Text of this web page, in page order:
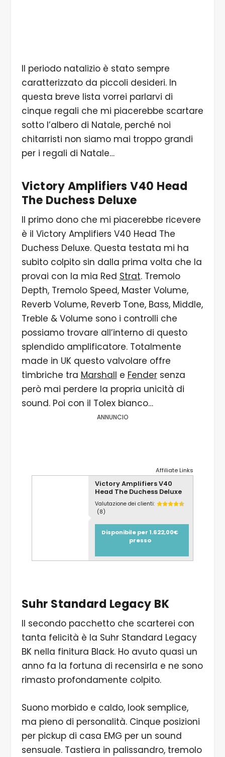
Il periodo natalizio è stato sempre
caratterizzato da piccoli desideri. In
questa breve lista vorrei parlarvi di
cinque regali che mi piacerebbe scartare
sotto l’albero di Natale, perché noi
chitarristi non siamo mai troppo grandi
per i regali di Natale…
Victory Amplifiers V40 Head
The Duchess Deluxe
Il primo dono che mi piacerebbe ricevere
è il ​​Victory Amplifiers V40 Head The
Duchess Deluxe. Questa testata mi ha
subito colpito sin dalla prima volta che la
provai con la mia Red Strat. Tremolo
Depth, Tremolo Speed, Master Volume,
Reverb Volume, Reverb Tone, Bass, Middle,
Treble & Volume sono i controlli che
possiamo trovare all’interno di questo
splendido amplificatore. Totalmente
made in UK questo valvolare offre
timbriche tra Marshall e Fendersenza
però mai perdere la propria unicità di
sound. Poi con il Tolex bianco…
ANNUNCIO
Affiliate Links
Victory Amplifiers V40
Head The Duchess Deluxe
Valutazione dei clienti:
(8)
Disponibile per 1.622,00€
presso
Suhr Standard Legacy BK
Il secondo pacchetto che scarterei con
tanta felicità è la Suhr Standard Legacy
BK nella finitura Black. Ho avuto quasi un
anno fa la fortuna di recensirla e ne sono
rimasto profondamente colpito.
Suono morbido e caldo, look semplice,
ma pieno di personalità. Cinque posizioni
per pickup di casa EMG per un sound
sensuale. Tastiera in palissandro, tremolo